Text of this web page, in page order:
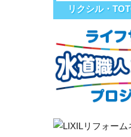
リクシル・